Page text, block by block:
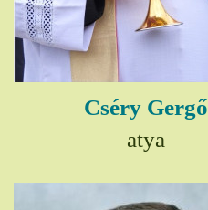
Cséry Gergő
atya